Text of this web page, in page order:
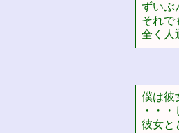
ずいぶ
それで
全く人
僕は彼
・・
彼女と